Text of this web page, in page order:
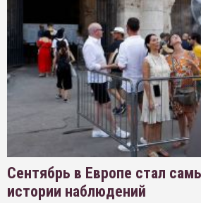
Сентябрь в Европе стал
истории наблюдений